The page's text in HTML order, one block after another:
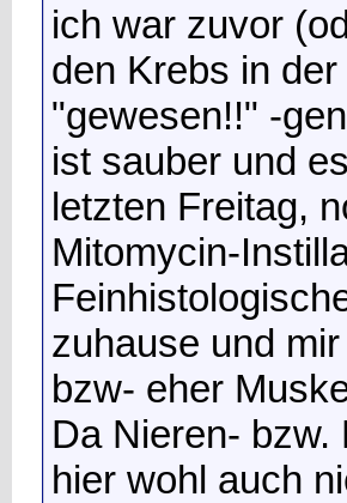
ich war zuvor
den Krebs in
"gewesen!!" -
ist sauber und
letzten Freitag,
Mitomycin-
zuhause und
bzw- eher
Da Nieren-
hier wohl auch